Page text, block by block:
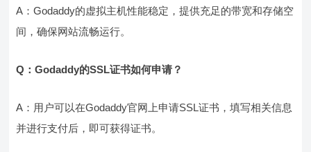
A：Godaddy的虚拟主机性能稳定，提供充足的带宽和存储空
间，确保网站流畅运行。
Q：Godaddy的SSL证书如何申请？
A：用户可以在Godaddy官网上申请SSL证书，填写相关信息
并进行支付后，即可获得证书。